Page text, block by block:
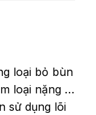
loại bỏ bùn
loại nặng …
sử dụng lõi